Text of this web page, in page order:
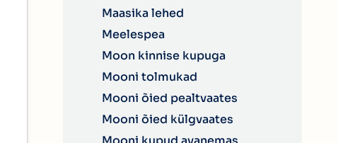
Maasika lehed
Meelespea
Moon kinnise kupuga
Mooni tolmukad
Mooni õied pealtvaates
Mooni õied külgvaates